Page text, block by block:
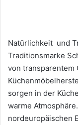
Natürlichkeit und
Traditionsmarke
von transparentem
sorgen in der
warme
nordeuropäischen